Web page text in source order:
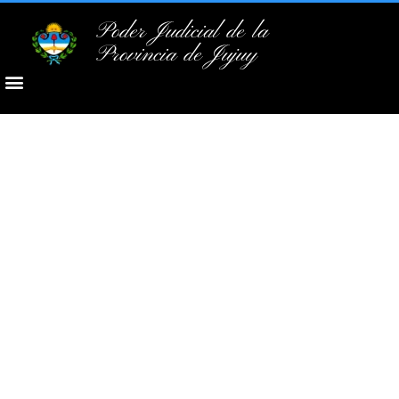
Poder Judicial de la
Provincia de Jujuy